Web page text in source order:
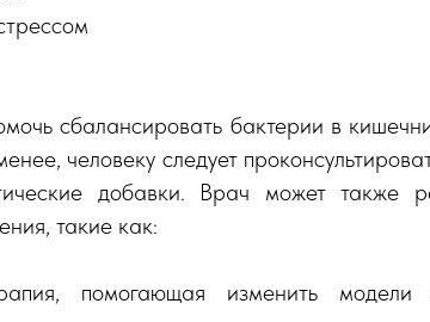
сбалансировать бактерии в
человеку следует
добавки. Врач может также
такие как:
помогающая изменить